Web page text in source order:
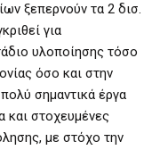
ξεπερνούν τα 2 δισ.
για
υλοποίησης τόσο
όσο και στην
σημαντικά έργα
και στοχευμένες
με στόχο την